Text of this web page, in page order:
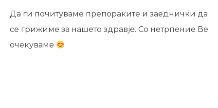
Да ги почитуваме препораките и заеднички да
се грижиме за нашето здравје. Со нетрпение Ве
очекуваме